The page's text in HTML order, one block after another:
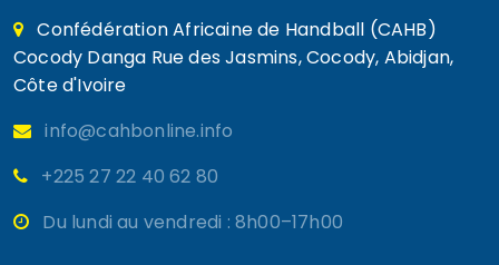
Confédération Africaine de Handball (CAHB)
Cocody Danga Rue des Jasmins, Cocody, Abidjan,
Côte d'Ivoire
info@cahbonline.info
+225 27 22 40 62 80
Du lundi au vendredi : 8h00–17h00